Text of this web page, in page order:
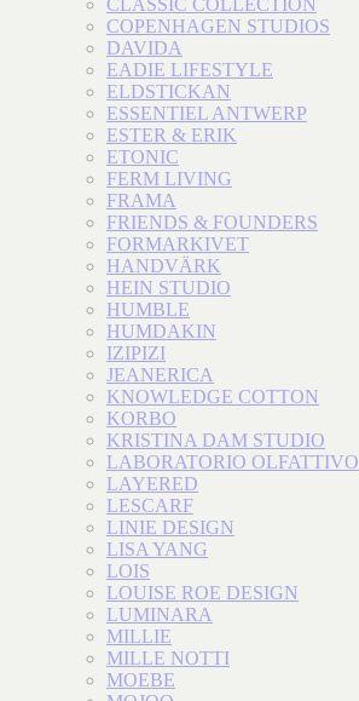
CLASSIC COLLECTION
COPENHAGEN STUDIOS
DAVIDA
EADIE LIFESTYLE
ELDSTICKAN
ESSENTIEL ANTWERP
ESTER & ERIK
ETONIC
FERM LIVING
FRAMA
FRIENDS & FOUNDERS
FORMARKIVET
HANDVÄRK
HEIN STUDIO
HUMBLE
HUMDAKIN
IZIPIZI
JEANERICA
KNOWLEDGE COTTON
KORBO
KRISTINA DAM STUDIO
LABORATORIO OLFATTIVO
LAYERED
LESCARF
LINIE DESIGN
LISA YANG
LOIS
LOUISE ROE DESIGN
LUMINARA
MILLIE
MILLE NOTTI
MOEBE